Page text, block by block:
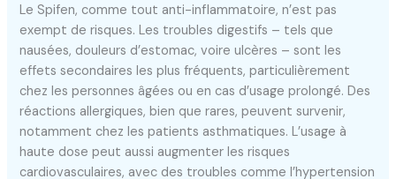
Le Spifen, comme tout anti-inflammatoire, n’est pas
exempt de risques. Les troubles digestifs – tels que
nausées, douleurs d’estomac, voire ulcères – sont les
effets secondaires les plus fréquents, particulièrement
chez les personnes âgées ou en cas d’usage prolongé. Des
réactions allergiques, bien que rares, peuvent survenir,
notamment chez les patients asthmatiques. L’usage à
haute dose peut aussi augmenter les risques
cardiovasculaires, avec des troubles comme l’hypertension